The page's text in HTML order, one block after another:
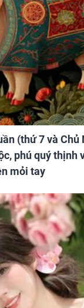
(thứ 7 và Chủ
phú quý thịnh
mỏi tay